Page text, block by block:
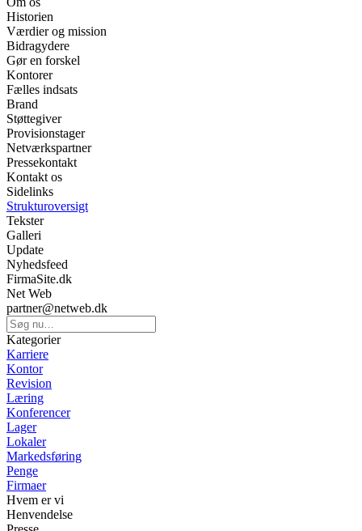
Historien
Værdier og mission
Bidragydere
Gør en forskel
Kontorer
Fælles indsats
Brand
Støttegiver
Provisionstager
Netværkspartner
Pressekontakt
Kontakt os
Sidelinks
Strukturoversigt
Tekster
Galleri
Update
Nyhedsfeed
FirmaSite.dk
Net Web
partner@netweb.dk
Kategorier
Karriere
Kontor
Revision
Læring
Konferencer
Lager
Lokaler
Markedsføring
Penge
Firmaer
Hvem er vi
Henvendelse